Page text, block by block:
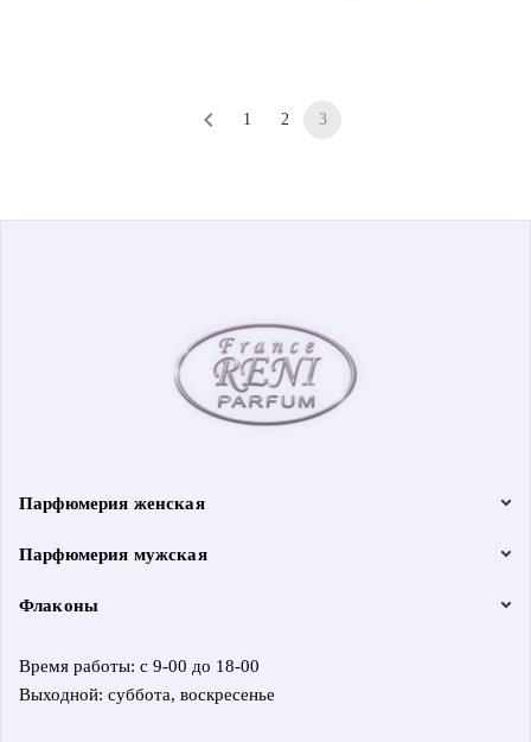
1 2 3
Парфюмерия женская
Парфюмерия мужская
Флаконы
Время работы: с 9-00 до 18-00
Выходной: суббота, воскресенье